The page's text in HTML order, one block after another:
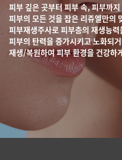
피부 깊은 곳부터 피부 속, 피부까
피부의 모든 것을 잡은 리쥬엘만의
피부재생주사로 피부층의 재생능
피부의 탄력을 증가시키고 노화되
재생/복원하여피부 환경을 건강하